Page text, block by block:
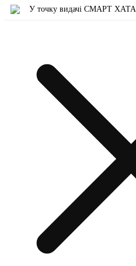
У точку видачі СМАРТ ХАТА